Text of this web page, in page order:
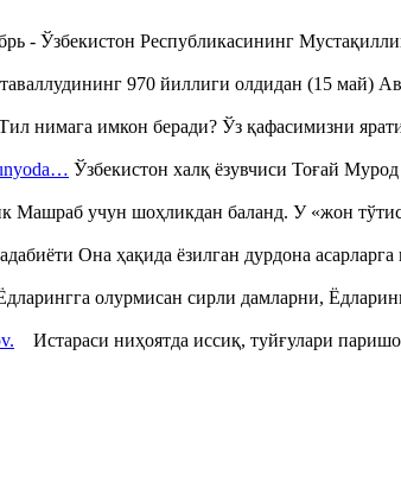
- Ўзбекистон Республикасининг
970 йиллиги олдидан (15 май)
нимага имкон беради? Ўз қафасимизни
Ўзбекистон халқ ёзувчиси Тоғай
Машраб учун шоҳликдан баланд. У «жон
Она ҳақида ёзилган дурдона
олурмисан сирли дамларни,
Истараси ниҳоятда иссиқ, туйғулари